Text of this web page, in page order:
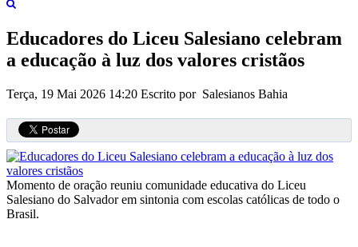
Educadores do Liceu Salesiano celebram
a educação à luz dos valores cristãos
Terça, 19 Mai 2026 14:20 Escrito por Salesianos Bahia
Momento de oração reuniu comunidade educativa do Liceu
Salesiano do Salvador em sintonia com escolas católicas de todo o
Brasil.